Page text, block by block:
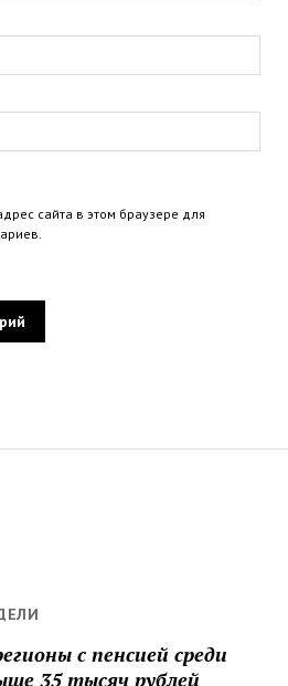
с пенсией среди
35 тысяч рублей
сайта в этом браузере для